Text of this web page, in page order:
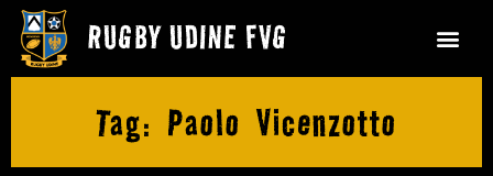
Tag: Paolo Vicenzotto